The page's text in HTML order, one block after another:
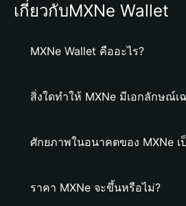
เกี่ยวกับMXNe Wallet
MXNe Wallet คืออะไร?
สิ่งใดทำให้ MXNe มีเอกลักษณ์เ
ศักยภาพในอนาคตของ MXNe เ
ราคา MXNe จะขึ้นหรือไม่?